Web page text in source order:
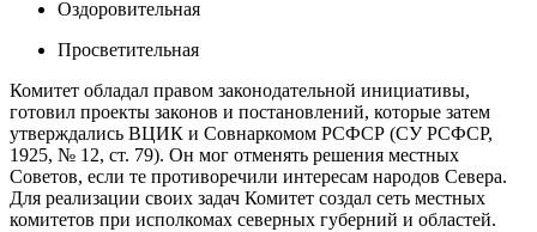
Оздоровительная
Просветительная
Комитет обладал правом законодательной инициативы,
готовил проекты законов и постановлений, которые затем
утверждались ВЦИК и Совнаркомом РСФСР (СУ РСФСР,
1925, № 12, ст. 79). Он мог отменять решения местных
Советов, если те противоречили интересам народов Севера.
Для реализации своих задач Комитет создал сеть местных
комитетов при исполкомах северных губерний и областей.